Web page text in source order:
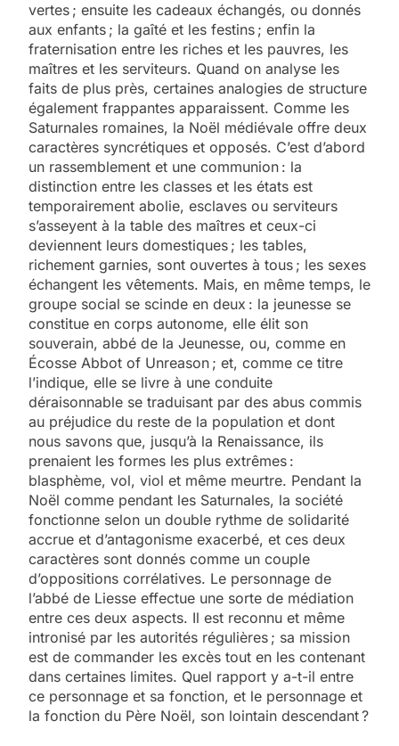
vertes ; ensuite les cadeaux échangés, ou donnés
aux enfants ; la gaîté et les festins ; enfin la
fraternisation entre les riches et les pauvres, les
maîtres et les serviteurs. Quand on analyse les
faits de plus près, certaines analogies de structure
également frappantes apparaissent. Comme les
Saturnales romaines, la Noël médiévale offre deux
caractères syncrétiques et opposés. C’est d’abord
un rassemblement et une communion : la
distinction entre les classes et les états est
temporairement abolie, esclaves ou serviteurs
s’asseyent à la table des maîtres et ceux-ci
deviennent leurs domestiques ; les tables,
richement garnies, sont ouvertes à tous ; les sexes
échangent les vêtements. Mais, en même temps, le
groupe social se scinde en deux : la jeunesse se
constitue en corps autonome, elle élit son
souverain, abbé de la Jeunesse, ou, comme en
Écosse Abbot of Unreason ; et, comme ce titre
l’indique, elle se livre à une conduite
déraisonnable se traduisant par des abus commis
au préjudice du reste de la population et dont
nous savons que, jusqu’à la Renaissance, ils
prenaient les formes les plus extrêmes :
blasphème, vol, viol et même meurtre. Pendant la
Noël comme pendant les Saturnales, la société
fonctionne selon un double rythme de solidarité
accrue et d’antagonisme exacerbé, et ces deux
caractères sont donnés comme un couple
d’oppositions corrélatives. Le personnage de
l’abbé de Liesse effectue une sorte de médiation
entre ces deux aspects. Il est reconnu et même
intronisé par les autorités régulières ; sa mission
est de commander les excès tout en les contenant
dans certaines limites. Quel rapport y a-t-il entre
ce personnage et sa fonction, et le personnage et
la fonction du Père Noël, son lointain descendant ?